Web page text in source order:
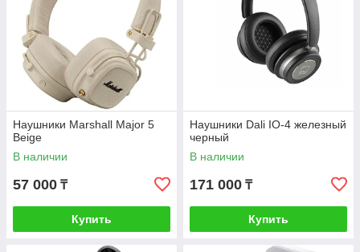
Наушники Marshall Major 5
Beige
В наличии
57 000 ₸
Купить
Наушники Dali IO-4 железный
черный
В наличии
171 000 ₸
Купить